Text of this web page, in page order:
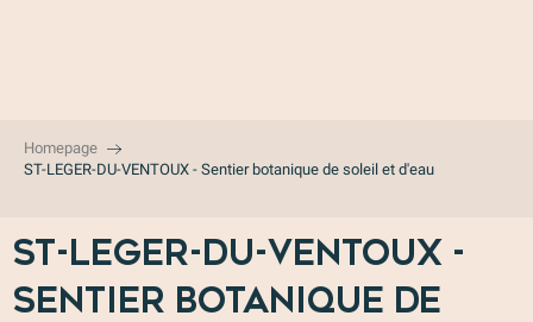
Homepage
ST-LEGER-DU-VENTOUX - Sentier botanique de soleil et d'eau
ST-LEGER-DU-VENTOUX -
Sentier botanique de